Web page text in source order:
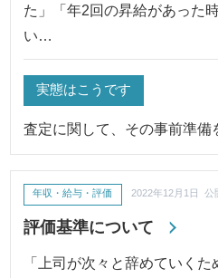
た」「年2回の昇給があった
い…
実態はこうです
査定に関して、その事前準
評価基準について
年収・給与・評価 2022年12月1日 公
「上司が次々と辞めていく